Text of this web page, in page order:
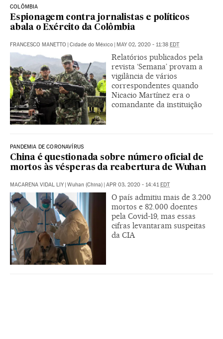
COLÔMBIA
Espionagem contra jornalistas e políticos
abala o Exército da Colômbia
FRANCESCO MANETTO | Cidade do México | MAY 02, 2020 - 11:38 EDT
Relatórios publicados pela
revista ‘Semana’ provam a
vigilância de vários
correspondentes quando
Nicacio Martínez era o
comandante da instituição
PANDEMIA DE CORONAVÍRUS
China é questionada sobre número oficial de
mortos às vésperas da reabertura de Wuhan
MACARENA VIDAL LIY | Wuhan (China) | APR 03, 2020 - 14:41EDT
O país admitiu mais de 3.200
mortos e 82.000 doentes
pela Covid-19, mas essas
cifras levantaram suspeitas
da CIA